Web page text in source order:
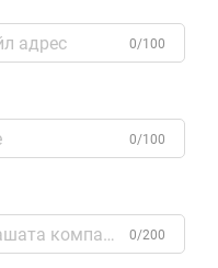
0/100
0/100
0/200